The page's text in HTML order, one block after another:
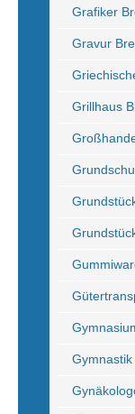
Grafiker
Gravur
Grillhaus